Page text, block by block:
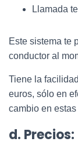
Llamada
Este sistema te
conductor al
Tiene la
euros, sólo en
cambio en
d. Precios: